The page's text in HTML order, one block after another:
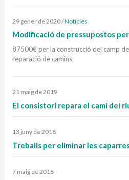
29 gener de 2020/Notícies
Modificació de pressupostos
87500€ per la construcció del camp
reparació de camins
21 maig de 2019
El consistori repara el camí del
13 juny de 2018
Treballs per eliminar les
7 maig de 2018